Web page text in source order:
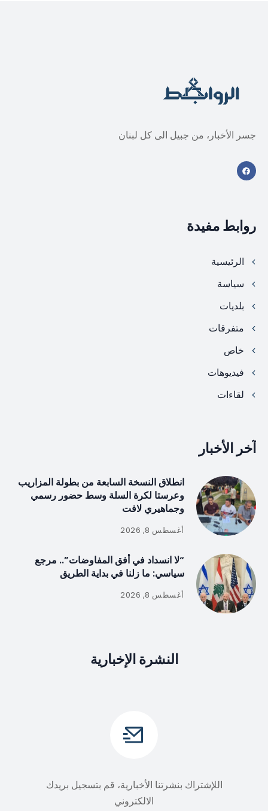
جسر الأخبار، من جبيل الى كل لبنان
روابط مفيدة
الرئيسية
سياسة
بلديات
متفرقات
خاص
فيديوهات
لقاءات
آخر الأخبار
انطلاق النسخة السابعة من بطولة المزاريب
وعرستا لكرة السلة وسط حضور رسمي
وجماهيري لافت
أغسطس 8, 2026
“لا انسداد في أفق المفاوضات”.. مرجع
سياسي: ما زلنا في بداية الطريق
أغسطس 8, 2026
النشرة الإخبارية
اللإشتراك بنشرتنا الأخبارية، قم بتسجيل بريدك
الالكتروني